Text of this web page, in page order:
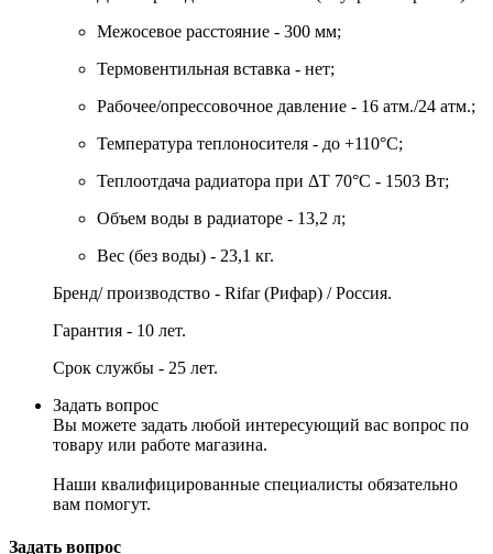
Межосевое расстояние - 300 мм;
Термовентильная вставка - нет;
Рабочее/опрессовочное давление - 16 атм./24 атм.;
Температура теплоносителя - до +110°C;
Теплоотдача радиатора при ΔT 70°C - 1503 Вт;
Объем воды в радиаторе - 13,2 л;
Вес (без воды) - 23,1 кг.
Бренд/ производство - Rifar(Рифар) / Россия.
Гарантия - 10 лет.
Срок службы - 25 лет.
Задать вопрос
Вы можете задать любой интересующий вас вопрос по
товару или работе магазина.
Наши квалифицированные специалисты обязательно
вам помогут.
Задать вопрос